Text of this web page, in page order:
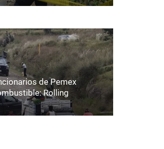
de Pemex
Rolling